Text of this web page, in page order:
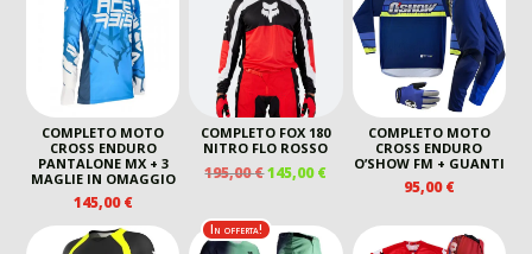
COMPLETO MOTO
CROSS ENDURO
PANTALONE MX + 3
MAGLIE IN OMAGGIO
145,00€
COMPLETO FOX 180
NITRO FLO ROSSO
195,00€IL
ERA:
145,00€IL
È:
COMPLETO MOTO
CROSS ENDURO
O’SHOW FM + GUANTI
95,00€
In offerta!